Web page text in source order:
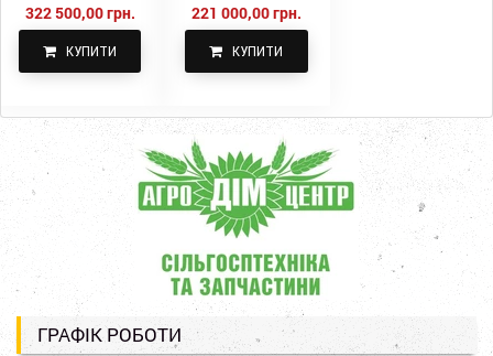
322 500,00 грн.
КУПИТИ
221 000,00 грн.
КУПИТИ
ГРАФІК РОБОТИ